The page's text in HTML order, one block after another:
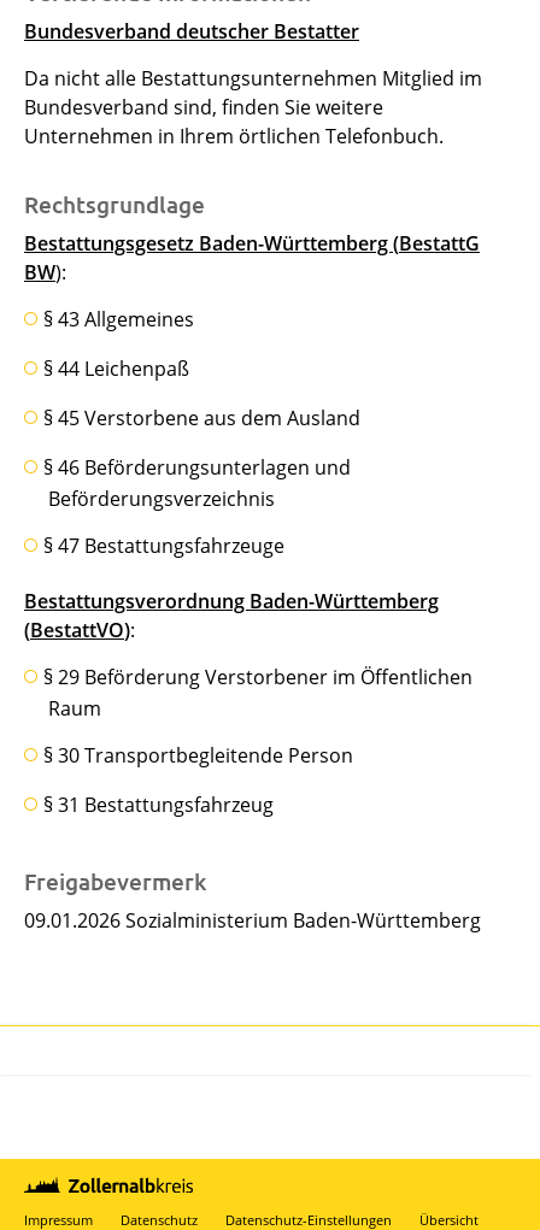
Bundesverband deutscher Bestatter
Da nicht alle Bestattungsunternehmen Mitglied im
Bundesverband sind, finden Sie weitere
Unternehmen in Ihrem örtlichen Telefonbuch.
Rechtsgrundlage
Bestattungsgesetz Baden-Württemberg (BestattG
BW):
§ 43 Allgemeines
§ 44 Leichenpaß
§ 45 Verstorbene aus dem Ausland
§ 46 Beförderungsunterlagen und
Beförderungsverzeichnis
§ 47 Bestattungsfahrzeuge
Bestattungsverordnung Baden-Württemberg
(BestattVO):
§ 29 Beförderung Verstorbener im Öffentlichen
Raum
§ 30 Transportbegleitende Person
§ 31 Bestattungsfahrzeug
Freigabevermerk
09.01.2026 Sozialministerium Baden-Württemberg
Impressum Datenschutz Datenschutz-Einstellungen
Übersicht